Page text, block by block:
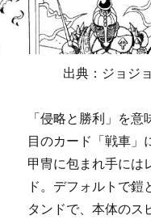
出典：ジョジ
「侵略と勝利」を
目のカード「戦車」
甲冑に包まれ手には
ド。デフォルトで鎧
タンドで、本体のス